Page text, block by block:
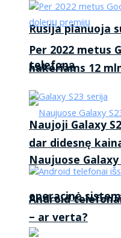
Rusija planuoja
telefoną
Naujuose
operacinė
Per 2022 metus
hakeriams 12
Naujoji Galaxy
dar didesnę
Android
– ar verta?